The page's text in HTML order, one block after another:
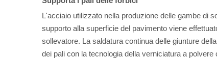
L'acciaio utilizzato nella produzione delle gambe di
supporto alla superficie del pavimento viene
sollevatore. La saldatura continua delle giunture
dei pali con la tecnologia della verniciatura a